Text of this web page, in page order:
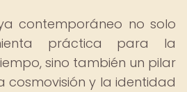
contemporáneo no solo
práctica para la
sino también un pilar
cosmovisión y la identidad